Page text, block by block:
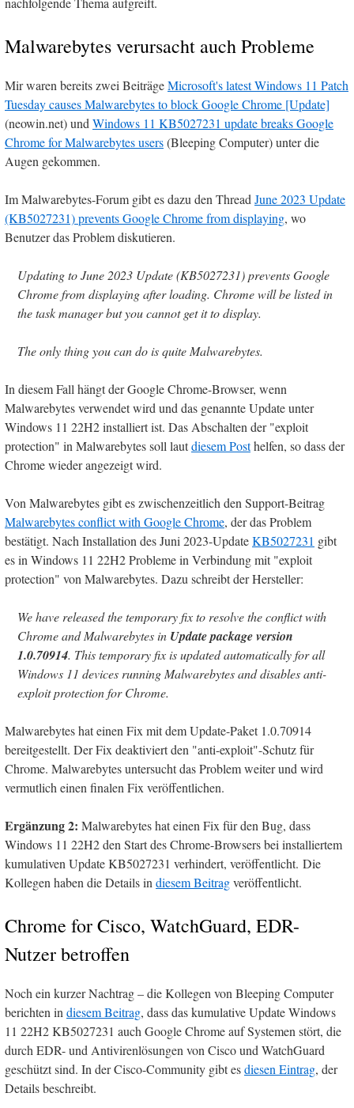
Malwarebytes verursacht auch Probleme
Mir waren bereits zwei BeiträgeMicrosoft's latest Windows 11 Patch
Tuesday causes Malwarebytes to block Google Chrome [Update]
(neowin.net) undWindows 11 KB5027231 update breaks Google
Chrome for Malwarebytes users(Bleeping Computer) unter die
Augen gekommen.
Im Malwarebytes-Forum gibt es dazu den ThreadJune 2023 Update
(KB5027231) prevents Google Chrome from displaying, wo
Benutzer das Problem diskutieren.
Updating to June 2023 Update (KB5027231) prevents Google
Chrome from displaying after loading. Chrome will be listed in
the task manager but you cannot get it to display.
The only thing you can do is quite Malwarebytes.
In diesem Fall hängt der Google Chrome-Browser, wenn
Malwarebytes verwendet wird und das genannte Update unter
Windows 11 22H2 installiert ist. Das Abschalten der "exploit
protection" in Malwarebytes soll lautdiesem Posthelfen, so dass der
Chrome wieder angezeigt wird.
Von Malwarebytes gibt es zwischenzeitlich den Support-Beitrag
Malwarebytes conflict with Google Chrome, der das Problem
bestätigt. Nach Installation des Juni 2023-UpdateKB5027231 gibt
es in Windows 11 22H2 Probleme in Verbindung mit "exploit
protection" von Malwarebytes. Dazu schreibt der Hersteller:
We have released the temporary fix to resolve the conflict with
Chrome and Malwarebytes in Update package version
1.0.70914. This temporary fix is updated automatically for all
Windows 11 devices running Malwarebytes and disables anti-
exploit protection for Chrome.
Malwarebytes hat einen Fix mit dem Update-Paket 1.0.70914
bereitgestellt. Der Fix deaktiviert den "anti-exploit"-Schutz für
Chrome. Malwarebytes untersucht das Problem weiter und wird
vermutlich einen finalen Fix veröffentlichen.
Ergänzung 2: Malwarebytes hat einen Fix für den Bug, dass
Windows 11 22H2 den Start des Chrome-Browsers bei installiertem
kumulativen Update KB5027231 verhindert, veröffentlicht. Die
Kollegen haben die Details indiesem Beitragveröffentlicht.
Chrome for Cisco, WatchGuard, EDR-
Nutzer betroffen
Noch ein kurzer Nachtrag – die Kollegen von Bleeping Computer
berichten indiesem Beitrag, dass das kumulative Update Windows
11 22H2 KB5027231 auch Google Chrome auf Systemen stört, die
durch EDR- und Antivirenlösungen von Cisco und WatchGuard
geschützt sind. In der Cisco-Community gibt esdiesen Eintrag, der
Details beschreibt.